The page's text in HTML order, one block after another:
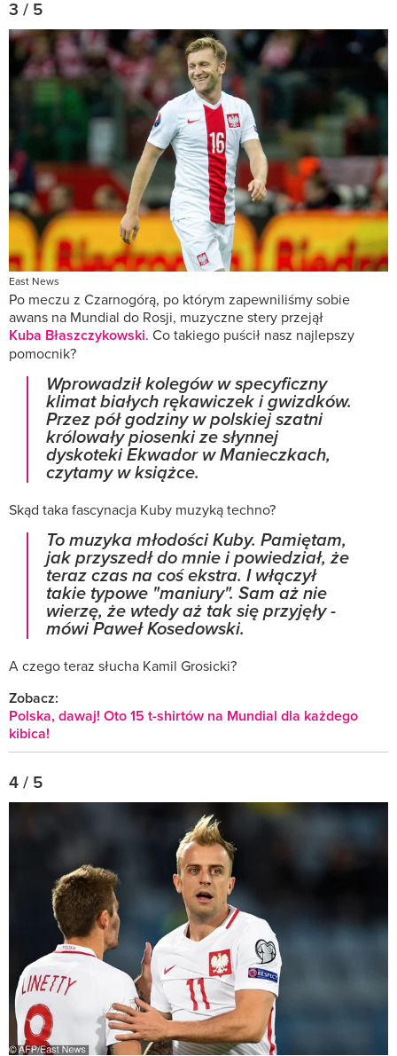
3 / 5
East News
Po meczu z Czarnogórą, po którym zapewniliśmy sobie
awans na Mundial do Rosji, muzyczne stery przejął
Kuba Błaszczykowski. Co takiego puścił nasz najlepszy
pomocnik?
Wprowadził kolegów w specyficzny
klimat białych rękawiczek i gwizdków.
Przez pół godziny w polskiej szatni
królowały piosenki ze słynnej
dyskoteki Ekwador w Manieczkach,
czytamy w książce.
Skąd taka fascynacja Kuby muzyką techno?
To muzyka młodości Kuby. Pamiętam,
jak przyszedł do mnie i powiedział, że
teraz czas na coś ekstra. I włączył
takie typowe "maniury". Sam aż nie
wierzę, że wtedy aż tak się przyjęły -
mówiPaweł Kosedowski.
A czego teraz słucha Kamil Grosicki?
Zobacz:
Polska, dawaj! Oto 15 t-shirtów na Mundial dla każdego
kibica!
4 / 5